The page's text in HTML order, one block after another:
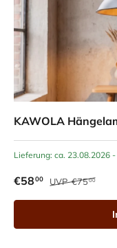
KAWOLA
Lieferung: ca. 23.08.2026
€5800 UVP€7500